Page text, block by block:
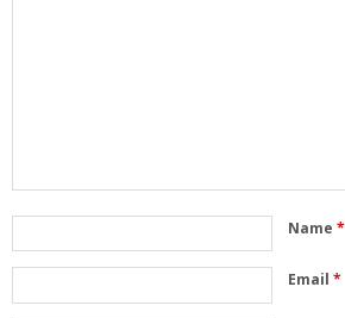
Name *
Email *